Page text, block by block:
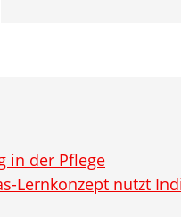
in der Pflege
Lernkonzept nutzt